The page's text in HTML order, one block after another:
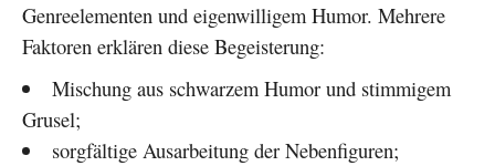
Genreelementen und eigenwilligem Humor. Mehrere
Faktoren erklären diese Begeisterung:
Mischung aus schwarzem Humor und stimmigem
Grusel;
sorgfältige Ausarbeitung der Nebenfiguren;